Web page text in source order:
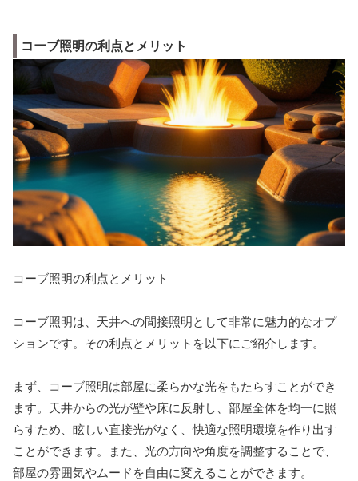
コーブ照明の利点とメリット
コーブ照明の利点とメリット
コーブ照明は、天井への間接照明として非常に魅力的なオプ
ションです。その利点とメリットを以下にご紹介します。
まず、コーブ照明は部屋に柔らかな光をもたらすことができ
ます。天井からの光が壁や床に反射し、部屋全体を均一に照
らすため、眩しい直接光がなく、快適な照明環境を作り出す
ことができます。また、光の方向や角度を調整することで、
部屋の雰囲気やムードを自由に変えることができます。